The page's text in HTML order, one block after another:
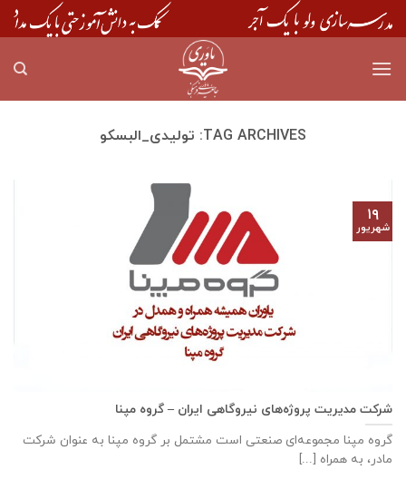
Skip
to
TAG ARCHIVES: تولیدی_البسکو
شرکت مدیریت پروژه‌های نیروگاهی ایران – گروه مپنا
گروه مپنا مجموعه‌ای صنعتى است مشتمل بر گروه مپنا به عنوان شرکت
مادر، به همراه [...]
۱۹
شهریور